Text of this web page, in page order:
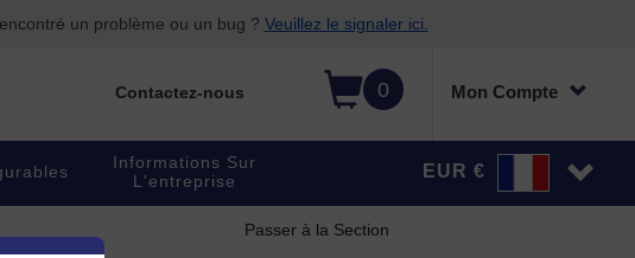
un problème ou un bug ? Veuillez le signaler ici.
0 Mon Compte
Contactez-nous
Informations Sur
L'entreprise
EUR €
Passer à la Section